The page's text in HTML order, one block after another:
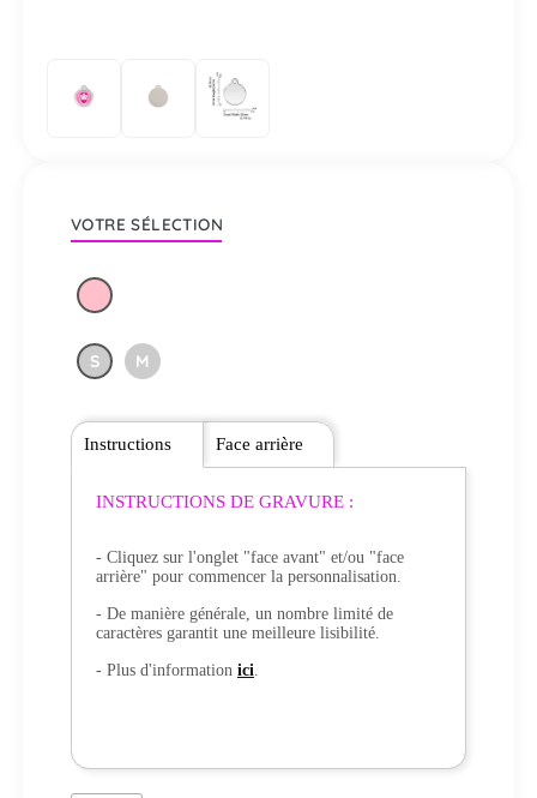
VOTRE SÉLECTION
S M
Instructions
INSTRUCTIONS DE GRAVURE :
- Cliquez sur l'onglet "face avant" et/ou "face
arrière" pour commencer la personnalisation.
- De manière générale, un nombre limité de
caractères garantit une meilleure lisibilité.
- Plus d'information ici.
Face arrière